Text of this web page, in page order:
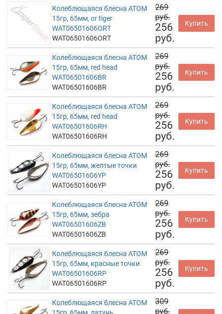
Колеблющаяся блесна АТОМ
15гр, 65мм, or tiger
WAT06501606ORT
WAT06501606ORT
269
руб.
256
руб.
Купить
Колеблющаяся блесна АТОМ
15гр, 65мм, red head
WAT06501606BR
WAT06501606BR
269
руб.
256
руб.
Купить
Колеблющаяся блесна АТОМ
15гр, 65мм, red head
WAT06501606RH
WAT06501606RH
269
руб.
256
руб.
Купить
Колеблющаяся блесна АТОМ
15гр, 65мм, желтые точки
WAT06501606YP
WAT06501606YP
269
руб.
256
руб.
Купить
Колеблющаяся блесна АТОМ
15гр, 65мм, зебра
WAT06501606ZB
WAT06501606ZB
269
руб.
256
руб.
Купить
Колеблющаяся блесна АТОМ
15гр, 65мм, красные точки
WAT06501606RP
WAT06501606RP
269
руб.
256
руб.
Купить
Колеблющаяся блесна АТОМ
309
руб.